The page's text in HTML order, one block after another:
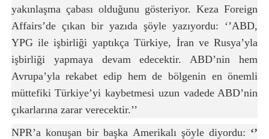
yakınlaşma çabası olduğunu gösteriyor. Keza Foreign
Affairs’de çıkan bir yazıda şöyle yazıyordu: ‘’ABD,
YPG ile işbirliği yaptıkça Türkiye, İran ve Rusya’yla
işbirliği yapmaya devam edecektir. ABD’nin hem
Avrupa’yla rekabet edip hem de bölgenin en önemli
müttefiki Türkiye’yi kaybetmesi uzun vadede ABD’nin
çıkarlarına zarar verecektir.’’
NPR’a konuşan bir başka Amerikalı şöyle diyordu: ‘’